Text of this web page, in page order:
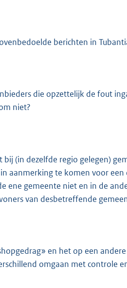
o
e
b
berichten in
die opzettelijk de fout
niet?
bij (in dezelfde regio gelegen)
aanmerking te komen voor
ene gemeente niet en in de
van desbetreffende
en het op een
omgaan met controle